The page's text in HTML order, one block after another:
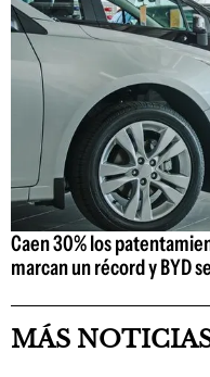
Caen 30% los
marcan un récord y BYD
MÁS